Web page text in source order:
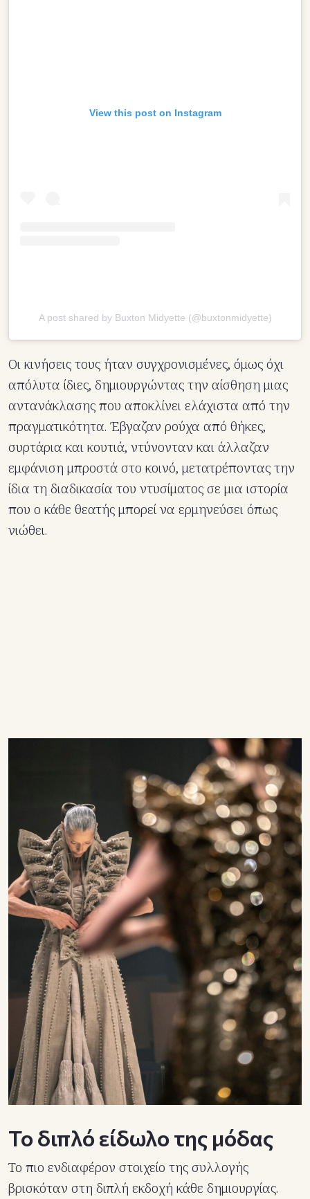
View this post on Instagram
A post shared by Buxton Midyette (@buxtonmidyette)
Οι κινήσεις τους ήταν συγχρονισμένες, όμως όχι
απόλυτα ίδιες, δημιουργώντας την αίσθηση μιας
αντανάκλασης που αποκλίνει ελάχιστα από την
πραγματικότητα. Έβγαζαν ρούχα από θήκες,
συρτάρια και κουτιά, ντύνονταν και άλλαζαν
εμφάνιση μπροστά στο κοινό, μετατρέποντας την
ίδια τη διαδικασία του ντυσίματος σε μια ιστορία
που ο κάθε θεατής μπορεί να ερμηνεύσει όπως
νιώθει.
Το διπλό είδωλο της μόδας
Το πιο ενδιαφέρον στοιχείο της συλλογής
βρισκόταν στη διπλή εκδοχή κάθε δημιουργίας.